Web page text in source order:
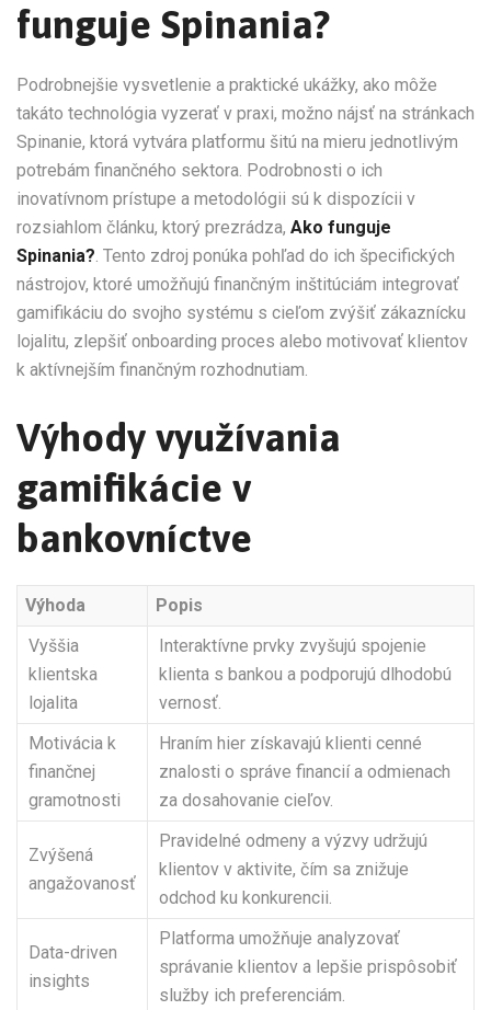
funguje Spinania?
Podrobnejšie vysvetlenie a praktické ukážky, ako môže
takáto technológia vyzerať v praxi, možno nájsť na stránkach
Spinanie, ktorá vytvára platformu šitú na mieru jednotlivým
potrebám finančného sektora. Podrobnosti o ich
inovatívnom prístupe a metodológii sú k dispozícii v
rozsiahlom článku, ktorý prezrádza, Ako funguje
Spinania?. Tento zdroj ponúka pohľad do ich špecifických
nástrojov, ktoré umožňujú finančným inštitúciám integrovať
gamifikáciu do svojho systému s cieľom zvýšiť zákaznícku
lojalitu, zlepšiť onboarding proces alebo motivovať klientov
k aktívnejším finančným rozhodnutiam.
Výhody využívania
gamifikácie v
bankovníctve
Výhoda
Popis
Vyššia
klientska
lojalita
Interaktívne prvky zvyšujú spojenie
klienta s bankou a podporujú dlhodobú
vernosť.
Motivácia k
finančnej
gramotnosti
Hraním hier získavajú klienti cenné
znalosti o správe financií a odmienach
za dosahovanie cieľov.
Zvýšená
angažovanosť
Pravidelné odmeny a výzvy udržujú
klientov v aktivite, čím sa znižuje
odchod ku konkurencii.
Data-driven
insights
Platforma umožňuje analyzovať
správanie klientov a lepšie prispôsobiť
služby ich preferenciám.